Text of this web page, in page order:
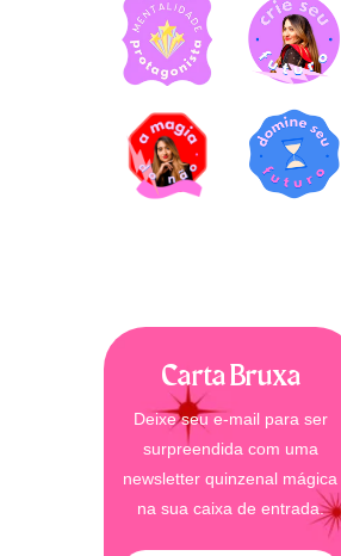
Carta Bruxa
Deixe seu e-mail para ser
surpreendida com uma
newsletter quinzenal mágica
na sua caixa de entrada.